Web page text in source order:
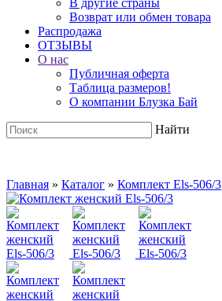
Возврат или обмен товара
Распродажа
ОТЗЫВЫ
О нас
Публичная оферта
Таблица размеров!
О компании Блузка Бай
Найти
Главная » Каталог » Комплект Els-506/3